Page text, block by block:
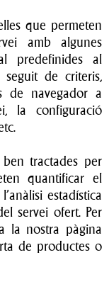
que permeten
amb algunes
predefinides al
de criteris,
de navegador a
la configuració
ben tractades per
quantificar el
estadística
servei ofert. Per
la nostra pàgina
de productes o